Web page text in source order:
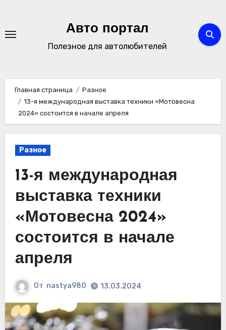
содержимому
Авто портал
Полезное для автолюбителей
Главная страница
Разное
13-я международная выставка техники «Мотовесна
2024» состоится в начале апреля
Разное
13-я международная
выставка техники
«Мотовесна 2024»
состоится в начале
апреля
От nastya980 13.03.2024